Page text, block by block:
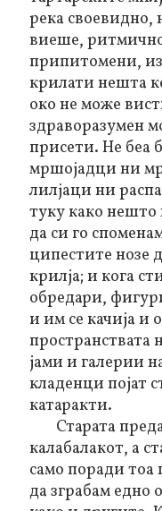
река своевидно,
виеше,
припитомени,
крилати нешта
око не може
здраворазумен
присети. Не беа
мршојадци ни
лилјаци ни
туку како
да си го
ципестите нозе
крилја; и кога
обредари,
и им се качија и
пространствата
јами и галерии
кладенци појат
катаракти.
Старата
калабалакот, а
само поради
да зграбам едно